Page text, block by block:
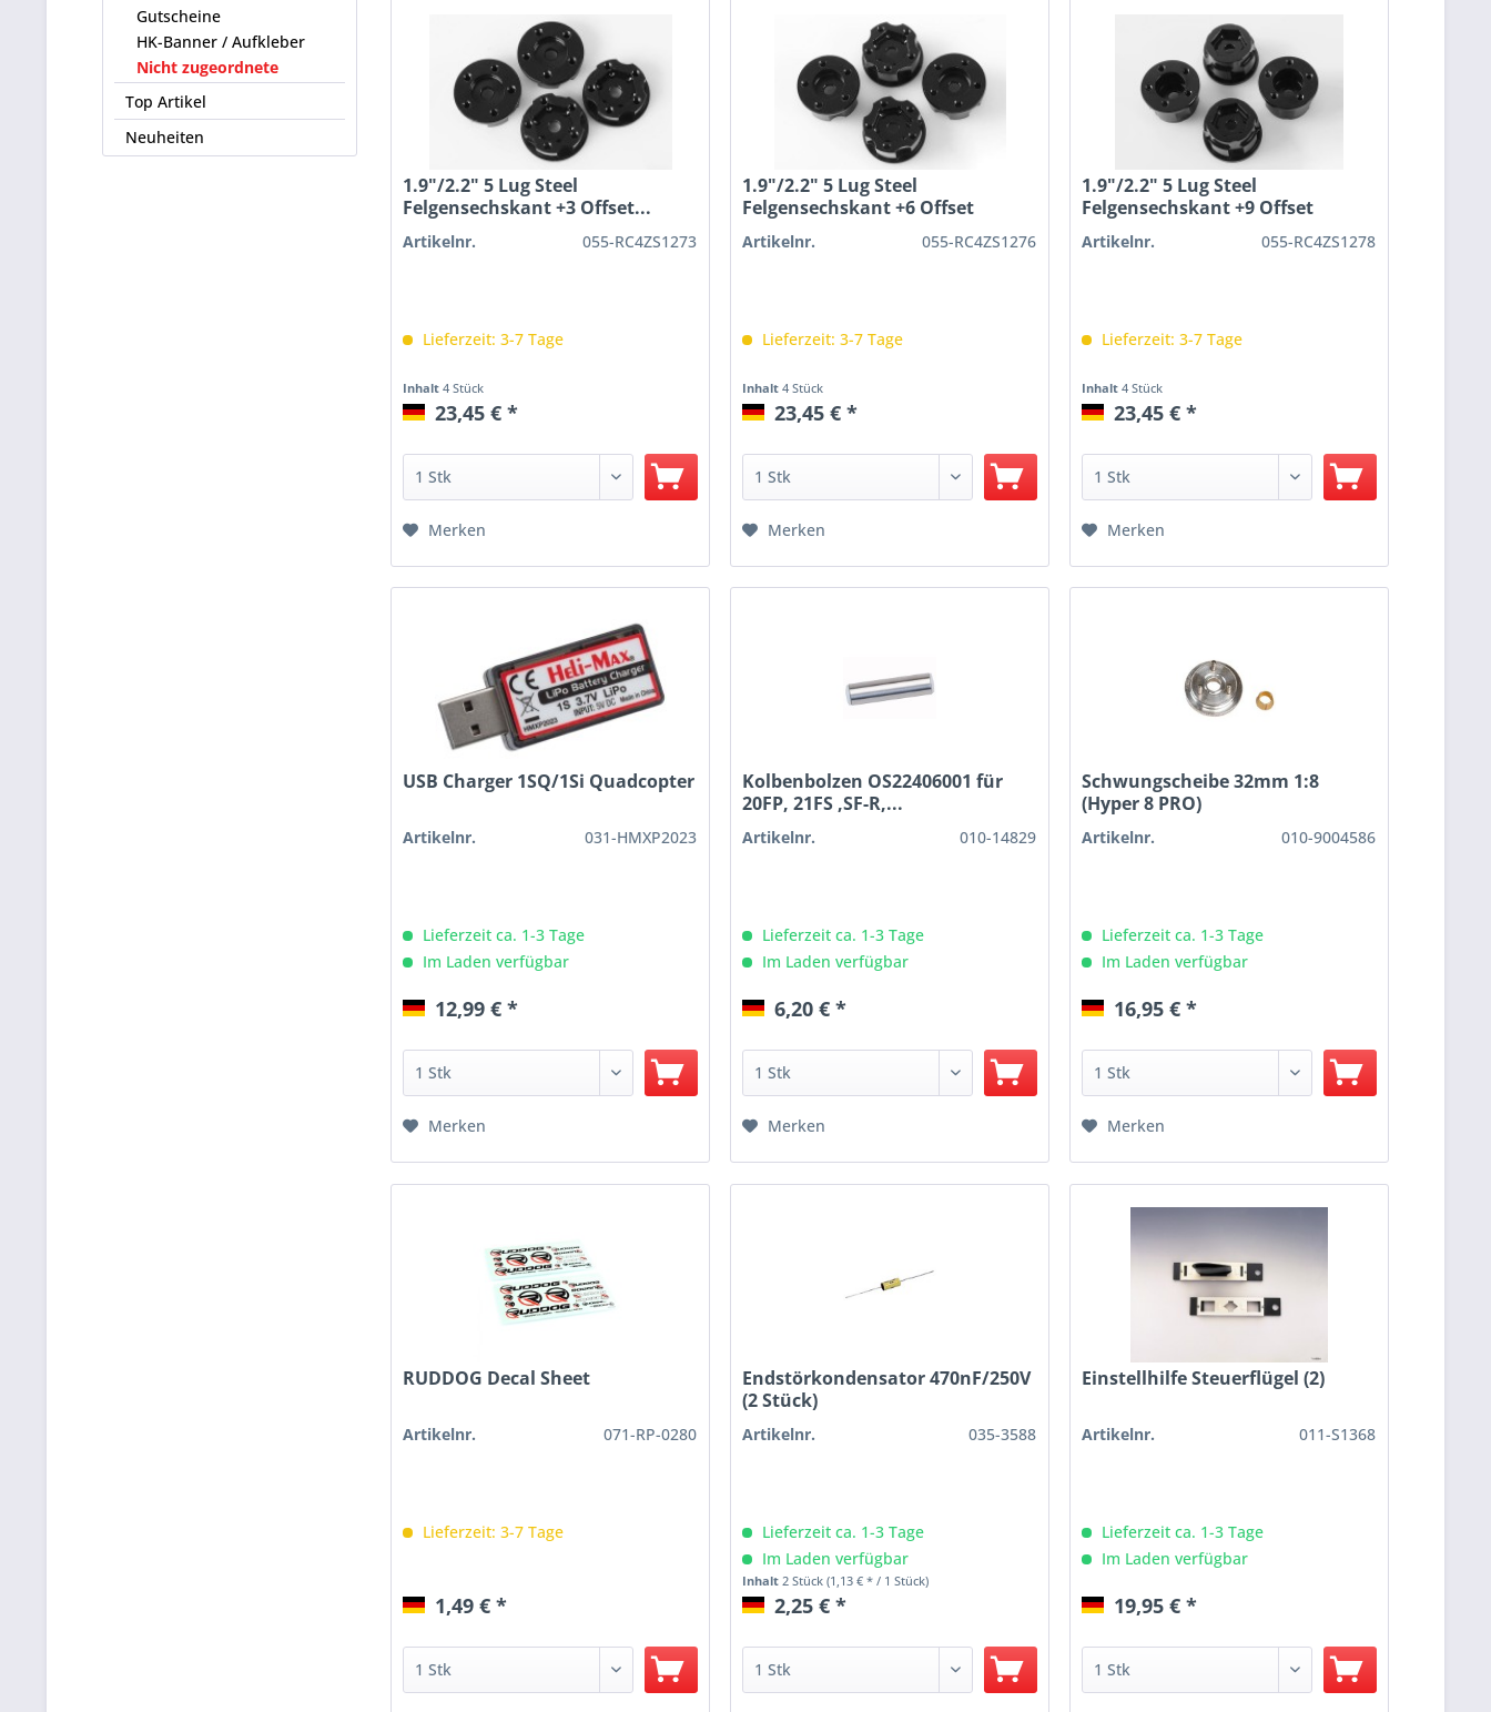
Gutscheine
HK-Banner / Aufkleber
Nicht zugeordnete
Top Artikel
Neuheiten
1.9"/2.2" 5 Lug Steel
Felgensechskant +3 Offset...
Artikelnr. 055-RC4ZS1273
Lieferzeit: 3-7 Tage
Inhalt4 Stück
23,45 € *
Merken
1.9"/2.2" 5 Lug Steel
Felgensechskant +6 Offset
Artikelnr. 055-RC4ZS1276
Lieferzeit: 3-7 Tage
Inhalt4 Stück
23,45 € *
Merken
1.9"/2.2" 5 Lug Steel
Felgensechskant +9 Offset
Artikelnr. 055-RC4ZS1278
Lieferzeit: 3-7 Tage
Inhalt4 Stück
23,45 € *
Merken
USB Charger 1SQ/1Si Quadcopter
Artikelnr. 031-HMXP2023
Lieferzeit ca. 1-3 Tage
Im Laden verfügbar
12,99 € *
Merken
Kolbenbolzen OS22406001 für
20FP, 21FS ,SF-R,...
Artikelnr. 010-14829
Lieferzeit ca. 1-3 Tage
Im Laden verfügbar
6,20 € *
Merken
Schwungscheibe 32mm 1:8
(Hyper 8 PRO)
Artikelnr. 010-9004586
Lieferzeit ca. 1-3 Tage
Im Laden verfügbar
16,95 € *
Merken
RUDDOG Decal Sheet
Artikelnr. 071-RP-0280
Lieferzeit: 3-7 Tage
1,49 € *
Endstörkondensator 470nF/250V
(2 Stück)
Artikelnr. 035-3588
Lieferzeit ca. 1-3 Tage
Im Laden verfügbar
Inhalt 2 Stück(1,13 € * / 1 Stück)
2,25 € *
Einstellhilfe Steuerflügel (2)
Artikelnr. 011-S1368
Lieferzeit ca. 1-3 Tage
Im Laden verfügbar
19,95 € *